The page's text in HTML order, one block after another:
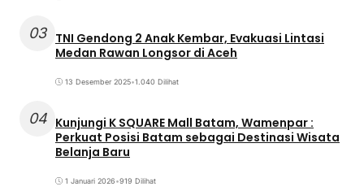
03 TNI Gendong 2 Anak Kembar, Evakuasi Lintasi
Medan Rawan Longsor di Aceh
13 Desember 2025•1.040 Dilihat
04 Kunjungi K SQUARE Mall Batam, Wamenpar :
Perkuat Posisi Batam sebagai Destinasi Wisata
Belanja Baru
1 Januari 2026•919 Dilihat